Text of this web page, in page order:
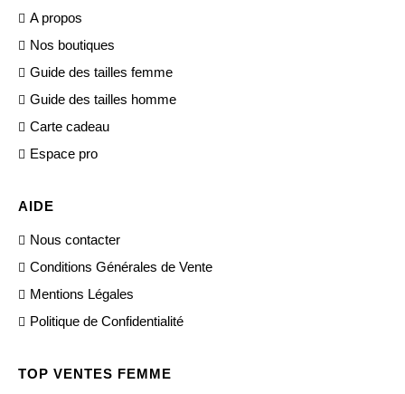
A propos
Nos boutiques
Guide des tailles femme
Guide des tailles homme
Carte cadeau
Espace pro
AIDE
Nous contacter
Conditions Générales de Vente
Mentions Légales
Politique de Confidentialité
TOP VENTES FEMME